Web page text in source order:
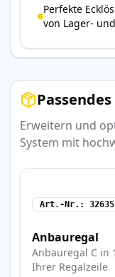
Perfekte
von Lager-
Erweitern und
System mit
Art.-Nr.
Anbauregal
Anbauregal C in
Ihrer Regalzeile